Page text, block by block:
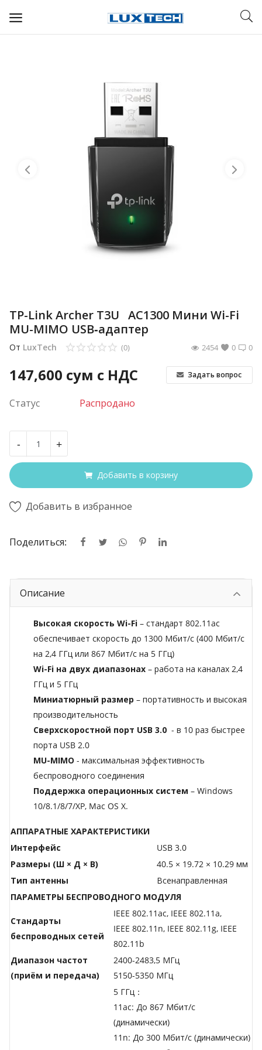
РЕШЕНИЯ ДЛЯ ДОМА
ДЛЯ ОПЕРАТОРОВ СВЯЗИ
TP-Link Archer T3U AC1300 Мини Wi-Fi
MU-MIMO USB‑адаптер
От LuxTech 0
(0) 0
2454
147,600 сум с НДС Задать вопрос
Статус Распродано
- +
Добавить в корзину
Добавить в избранное
Поделиться:
Описание
Высокая скорость Wi-Fi – стандарт 802.11ac
обеспечивает скорость до 1300 Мбит/с (400 Мбит/с
на 2,4 ГГц или 867 Мбит/с на 5 ГГц)
Wi-Fi на двух диапазонах – работа на каналах 2,4
ГГц и 5 ГГц
Миниатюрный размер – портативность и высокая
производительность
Сверхскоростной порт USB 3.0 - в 10 раз быстрее
порта USB 2.0
MU-MIMO - максимальная эффективность
беспроводного соединения
Поддержка операционных систем – Windows
10/8.1/8/7/XP, Mac OS X.
АППАРАТНЫЕ ХАРАКТЕРИСТИКИ
Интерфейс
USB 3.0
Размеры (Ш × Д × В)
40.5 × 19.72 × 10.29 мм
Тип антенны
Всенаправленная
ПАРАМЕТРЫ БЕСПРОВОДНОГО МОДУЛЯ
Стандарты
беспроводных сетей
IEEE 802.11ac, IEEE 802.11a,
IEEE 802.11n, IEEE 802.11g, IEEE
802.11b
Диапазон частот
(приём и передача)
2400-2483,5 МГц
5150-5350 МГц
5 ГГц：
11ac: До 867 Мбит/с
(динамически)
11n: До 300 Мбит/с (динамически)